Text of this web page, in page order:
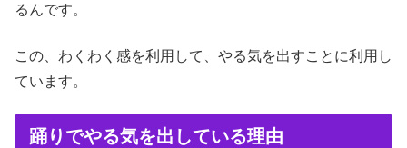
るんです。
この、わくわく感を利用して、やる気を出すことに利用し
ています。
踊りでやる気を出している理由